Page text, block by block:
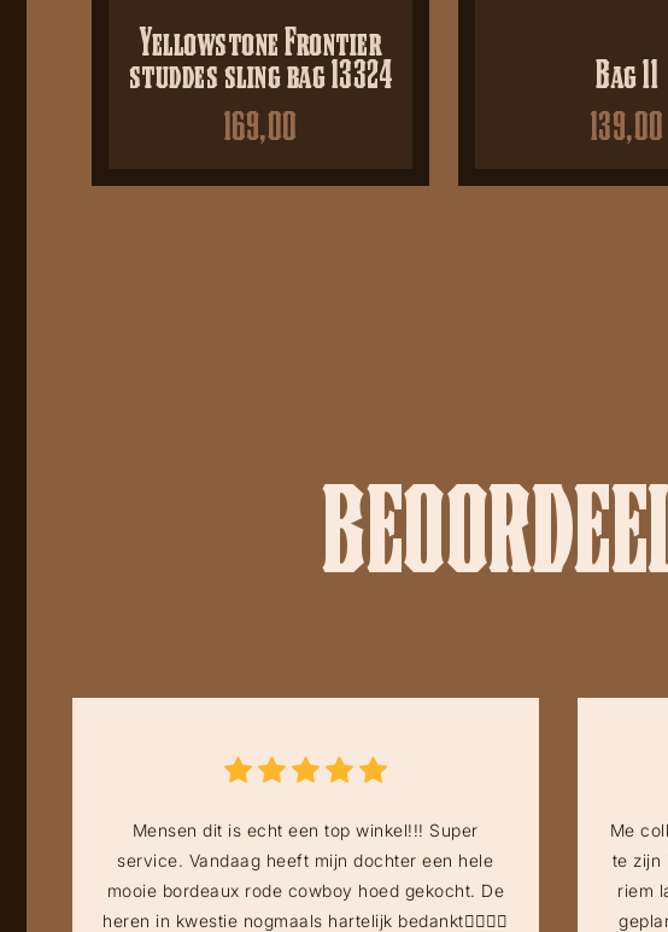
Yellowstone Frontier
studdes sling bag 13324
169,00
Bag 11
139,00
Mensen dit is echt een top winkel!!! Super
service. Vandaag heeft mijn dochter een hele
mooie bordeaux rode cowboy hoed gekocht. De
heren in kwestie nogmaals hartelijk bedankt👍🏻👍🏻
Me
te zijn
riem